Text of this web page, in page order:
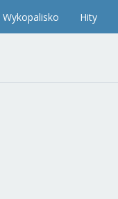
Wykopalisko Hity